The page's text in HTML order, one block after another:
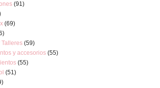
(91)
(69)
(59)
y accesorios (55)
(55)
(51)